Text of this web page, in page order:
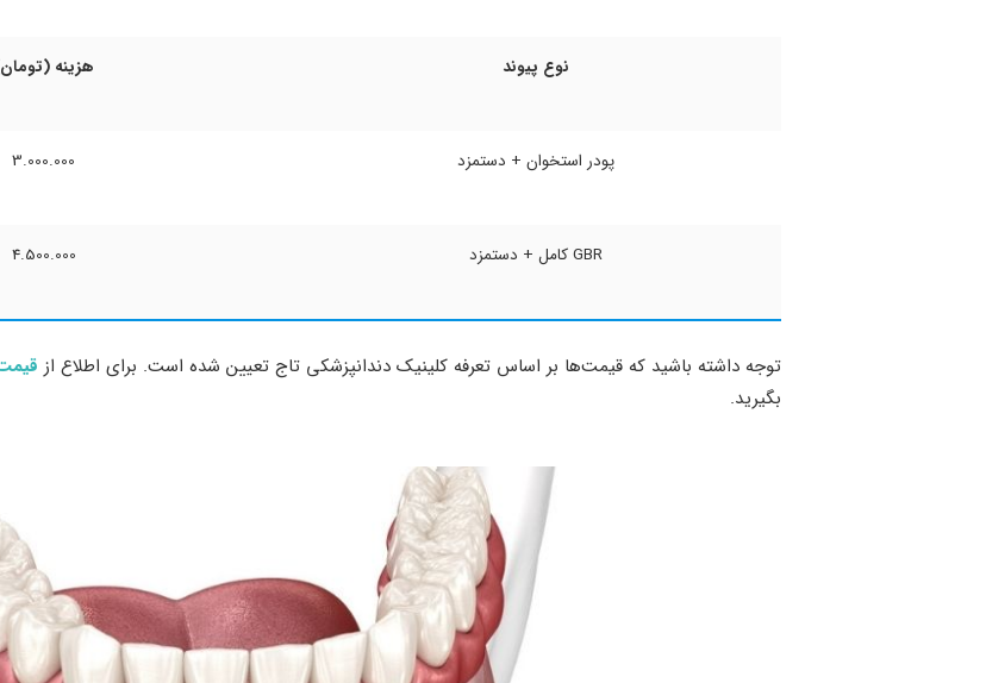
نوع پیوند هزینه
پودر استخوان + دستمزد 3.000.000
GBR کامل + دستمزد 4.500.000
توجه داشته باشید که قیمت‌ها بر اساس تعرفه کلینیک دندانپزشکی تاج تعیین شده است. برای اطلاع از
بگیرید.